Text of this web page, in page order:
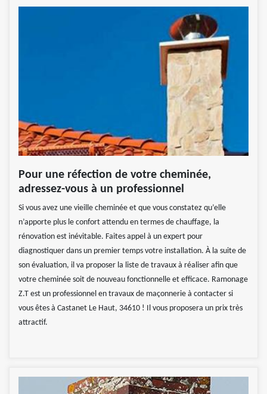
Pour une réfection de votre cheminée,
adressez-vous à un professionnel
Si vous avez une vieille cheminée et que vous constatez qu’elle
n’apporte plus le confort attendu en termes de chauffage, la
rénovation est inévitable. Faites appel à un expert pour
diagnostiquer dans un premier temps votre installation. À la suite de
son évaluation, il va proposer la liste de travaux à réaliser afin que
votre cheminée soit de nouveau fonctionnelle et efficace. Ramonage
Z.T est un professionnel en travaux de maçonnerie à contacter si
vous êtes à Castanet Le Haut, 34610 ! Il vous proposera un prix très
attractif.